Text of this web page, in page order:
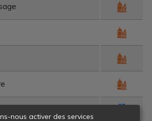
nous activer des services